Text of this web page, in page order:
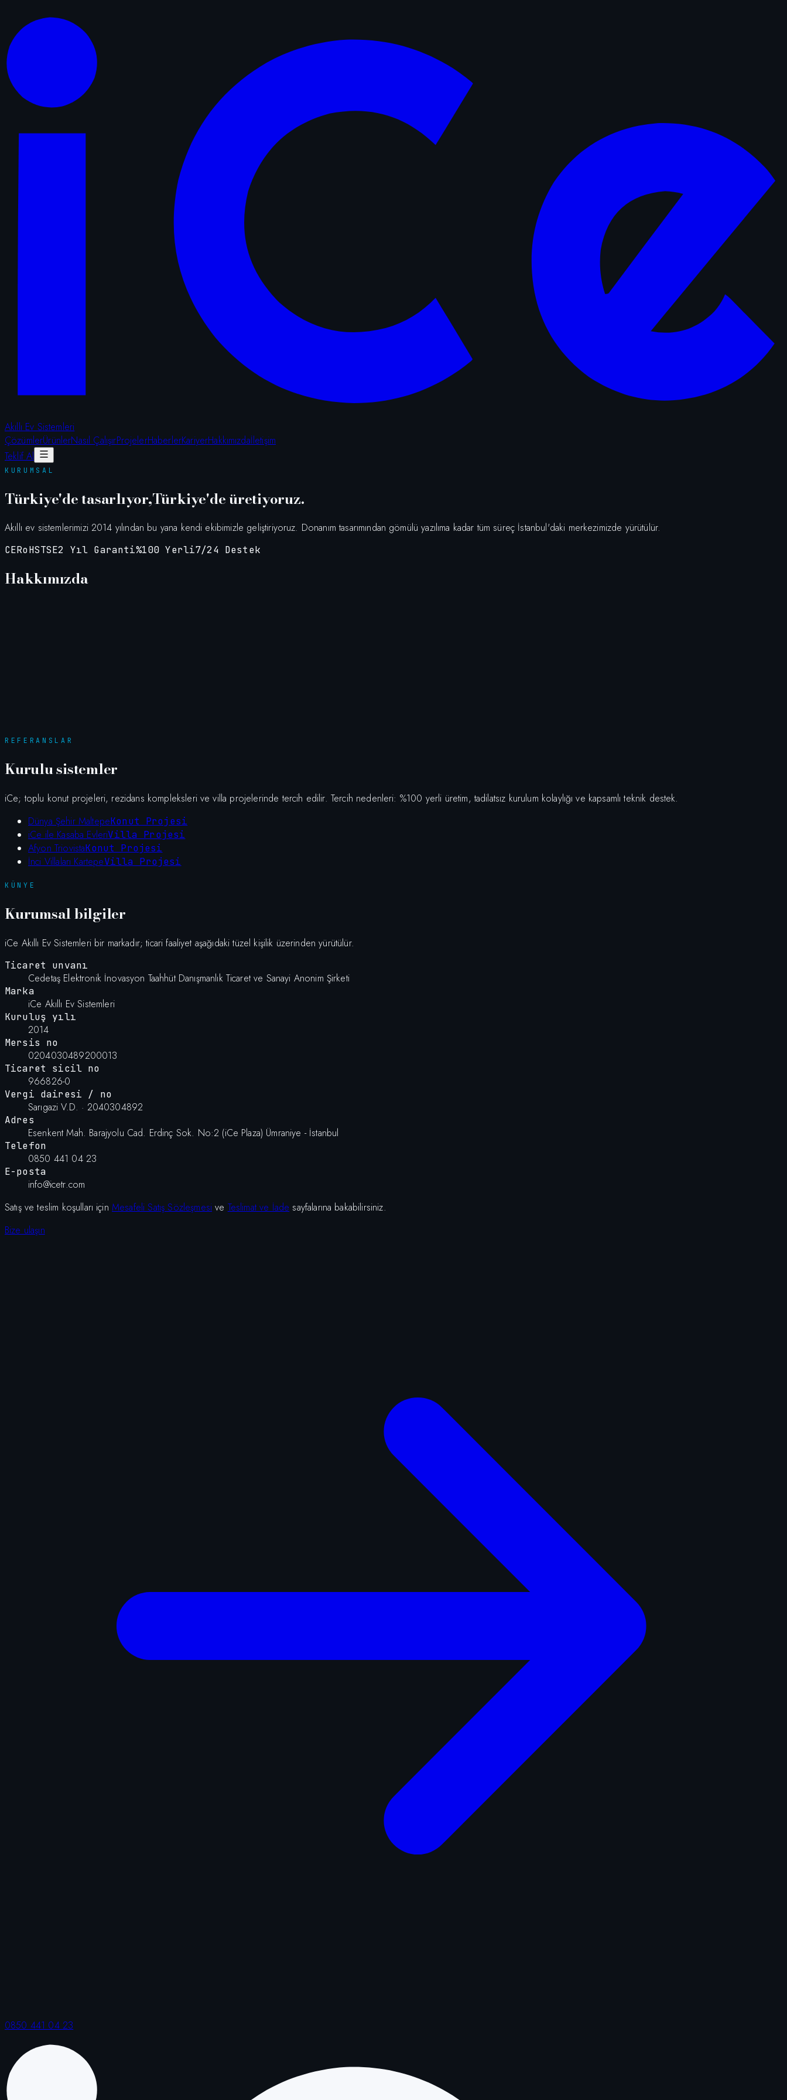
Akıllı Ev Sistemleri
ÇözümlerÜrünlerNasıl ÇalışırProjelerHaberlerKariyerHakkımızdaİletişim
Teklif Al
KURUMSAL
Türkiye'de tasarlıyor,Türkiye'de üretiyoruz.
Akıllı ev sistemlerimizi 2014 yılından bu yana kendi ekibimizle geliştiriyoruz. Donanım tasarımından gömülü yazılıma kadar tüm süreç İstanbul'daki merkezimizde yürütülür.
CERoHSTSE2 Yıl Garanti%100 Yerli7/24 Destek
Hakkımızda
REFERANSLAR
Kurulu sistemler
iCe; toplu konut projeleri, rezidans kompleksleri ve villa projelerinde tercih edilir. Tercih nedenleri: %100 yerli üretim, tadilatsız kurulum kolaylığı ve kapsamlı teknik destek.
Dünya Şehir MaltepeKonut Projesi
iCe ile Kasaba EvleriVilla Projesi
Afyon TriovistaKonut Projesi
İnci Villaları KartepeVilla Projesi
KÜNYE
Kurumsal bilgiler
iCe Akıllı Ev Sistemleri bir markadır; ticari faaliyet aşağıdaki tüzel kişilik üzerinden yürütülür.
Ticaret unvanı
Cedetaş Elektronik İnovasyon Taahhüt Danışmanlık Ticaret ve Sanayi Anonim Şirketi
Marka
iCe Akıllı Ev Sistemleri
Kuruluş yılı
2014
Mersis no
0204030489200013
Ticaret sicil no
966826-0
Vergi dairesi / no
Sarıgazi V.D. · 2040304892
Adres
Esenkent Mah. Barajyolu Cad. Erdinç Sok. No:2 (iCe Plaza) Ümraniye - İstanbul
Telefon
0850 441 04 23
E-posta
info@icetr.com
Satış ve teslim koşulları için Mesafeli Satış Sözleşmesi ve Teslimat ve İade sayfalarına bakabilirsiniz.
Bize ulaşın
0850 441 04 23